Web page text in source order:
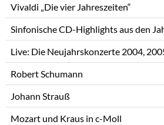
Vivaldi „Die vier Jahreszeiten“
Sinfonische CD-Highlights aus den
Live: Die Neujahrskonzerte 2004,
Robert Schumann
Johann Strauß
Mozart und Kraus in c-Moll